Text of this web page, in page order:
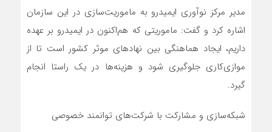
مدیر مرکز نوآوری ایمیدرو به ماموریت‌سازی در این سازمان
اشاره کرد و گفت: ماموریتی که هم‌اکنون در ایمیدرو بر عهده
داریم، ایجاد هماهنگی بین نهادهای موثر کشور است تا از
موازی‌کاری جلوگیری شود و هزینه‌ها در یک راستا انجام
گیرد.
شبکه‌سازی و مشارکت با شرکت‌های توانمند خصوصی